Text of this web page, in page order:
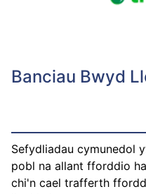
Banciau Bwyd
Sefydliadau cymunedol
pobl na allant fforddio
chi'n cael trafferth